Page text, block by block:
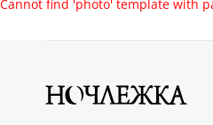
Cannot find 'photo' template with